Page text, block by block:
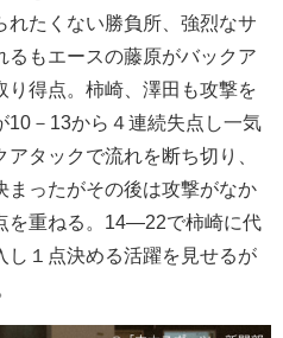
れたくない勝負所、強烈なサ
るもエースの藤原がバックア
り得点。柿崎、澤田も攻撃を
10－13から４連続失点し一気
タックで流れを断ち切り、
まったがその後は攻撃がなか
を重ねる。14―22で柿崎に代
し１点決める活躍を見せるが